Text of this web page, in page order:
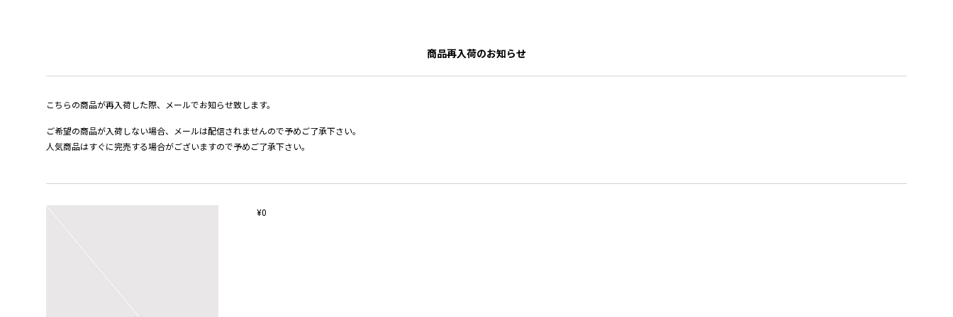
商品再入荷のお知らせ
こちらの商品が再入荷した際、メールでお知らせ致します。
ご希望の商品が入荷しない場合、メールは配信されませんので予めご了承下さい。
人気商品はすぐに完売する場合がございますので予めご了承下さい。
¥0